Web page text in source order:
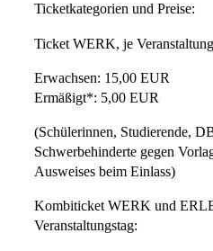
Ticketkategorien und Preise:
Ticket WERK, je
Erwachsen: 15,00 EUR
Ermäßigt*: 5,00 EUR
(Schülerinnen, Studierende,
Schwerbehinderte gegen
Ausweises beim Einlass)
Kombiticket WERK und
Veranstaltungstag: